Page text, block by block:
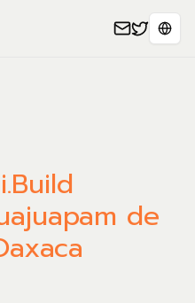
de